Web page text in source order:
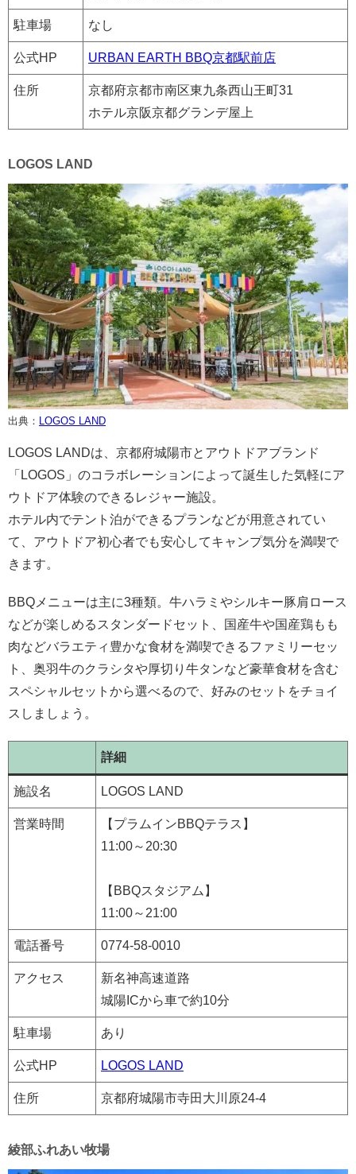
駐車場 なし
公式HP URBAN EARTH BBQ京都駅前店
住所
京都府京都市南区東九条西山王町31
ホテル京阪京都グランデ屋上
LOGOS LAND
出典： LOGOS LAND
LOGOS LANDは、京都府城陽市とアウトドアブランド
「LOGOS」のコラボレーションによって誕生した気軽にア
ウトドア体験のできるレジャー施設。
ホテル内でテント泊ができるプランなどが用意されてい
て、アウトドア初心者でも安心してキャンプ気分を満喫で
きます。
BBQメニューは主に3種類。牛ハラミやシルキー豚肩ロース
などが楽しめるスタンダードセット、国産牛や国産鶏もも
肉などバラエティ豊かな食材を満喫できるファミリーセッ
ト、奥羽牛のクラシタや厚切り牛タンなど豪華食材を含む
スペシャルセットから選べるので、好みのセットをチョイ
スしましょう。
詳細
施設名 LOGOS LAND
営業時間
【プラムインBBQテラス】
11:00～20:30
【BBQスタジアム】
11:00～21:00
電話番号 0774-58-0010
アクセス
新名神高速道路
城陽ICから車で約10分
駐車場 あり
公式HP LOGOS LAND
住所 京都府城陽市寺田大川原24-4
綾部ふれあい牧場